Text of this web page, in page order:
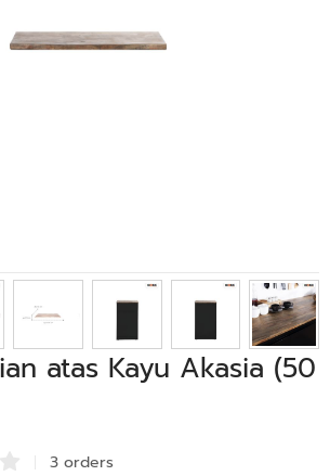
atas Kayu Akasia (50
3 orders